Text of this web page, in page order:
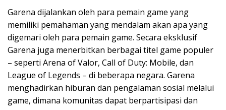
Garena dijalankan oleh para pemain game yang
memiliki pemahaman yang mendalam akan apa yang
digemari oleh para pemain game. Secara eksklusif
Garena juga menerbitkan berbagai titel game populer
– seperti Arena of Valor, Call of Duty: Mobile, dan
League of Legends – di beberapa negara. Garena
menghadirkan hiburan dan pengalaman sosial melalui
game, dimana komunitas dapat berpartisipasi dan